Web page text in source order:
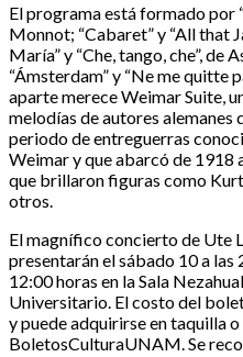
El programa está formado por
Monnot; “Cabaret” y “All that
María” y “Che, tango, che”, de
“Ámsterdam” y “Ne me quitte
aparte merece Weimar Suite,
melodías de autores alemanes
periodo de entreguerras
Weimar y que abarcó de 1918
que brillaron figuras como
otros.
El magnífico concierto de Ute
presentarán el sábado 10 a las
12:00 horas en la Sala
Universitario. El costo del
y puede adquirirse en taquilla
BoletosCulturaUNAM. Se